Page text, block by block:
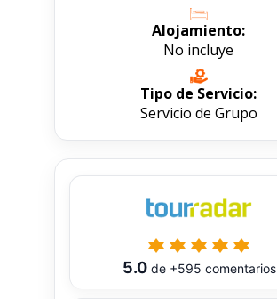
Alojamiento:
No incluye
Tipo de Servicio:
Servicio de Grupo
5.0de +595 comentarios